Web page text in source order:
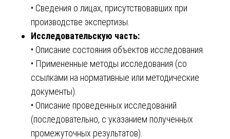
• Сведения о лицах, присутствовавших при
производстве экспертизы.
Исследовательскую часть:
• Описание состояния объектов исследования.
• Примененные методы исследования (со
ссылками на нормативные или методические
документы).
• Описание проведенных исследований
(последовательно, с указанием полученных
промежуточных результатов).